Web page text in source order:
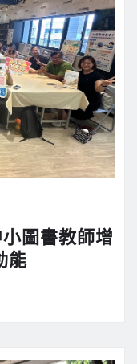
圖書教師增
能